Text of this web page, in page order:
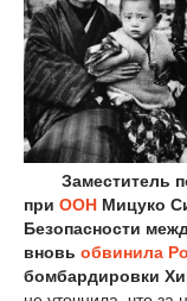
Заместитель
при ООН Мицуко
Безопасности
вновь обвинила
бомбардировки